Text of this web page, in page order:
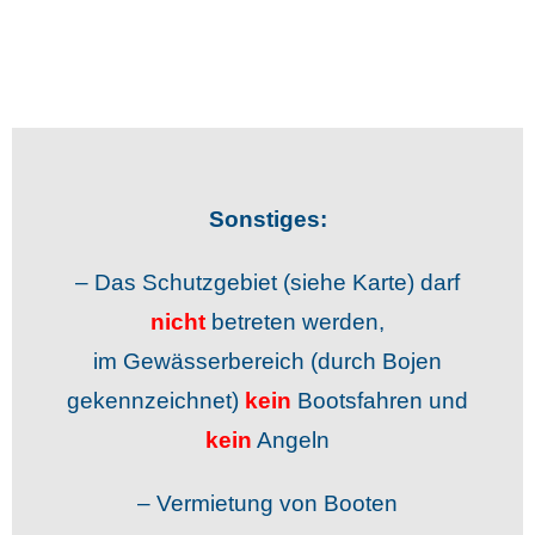
Sonstiges:
– Das Schutzgebiet (siehe Karte) darf
nicht betreten werden,
im Gewässerbereich (durch Bojen
gekennzeichnet) kein Bootsfahren und
kein Angeln
– Vermietung von Booten